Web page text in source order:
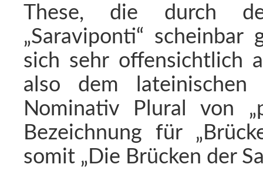
These, die durch
„Saraviponti“
sich sehr offensichtlich
also dem
Nominativ Plural von
Bezeichnung für
somit „Die Brücken der